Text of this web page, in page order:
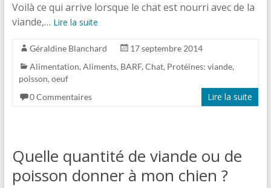
Voilà ce qui arrive lorsque le chat est nourri avec de la
viande,… Lire la suite
Géraldine Blanchard
17 septembre 2014
Alimentation, Aliments, BARF, Chat, Protéines: viande,
poisson, oeuf
0 Commentaires
Lire la suite
Quelle quantité de viande ou de
poisson donner à mon chien ?